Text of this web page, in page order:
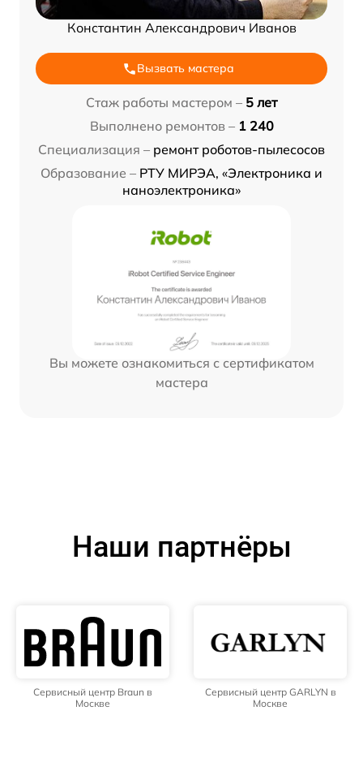
Константин Александрович Иванов
Вызвать мастера
Стаж работы мастером – 5 лет
Выполнено ремонтов – 1 240
Специализация – ремонт роботов-пылесосов
Образование – РТУ МИРЭА, «Электроника и
наноэлектроника»
Вы можете ознакомиться с сертификатом
мастера
Наши партнёры
Сервисный центр Braun в
Москве
Сервисный центр GARLYN в
Москве